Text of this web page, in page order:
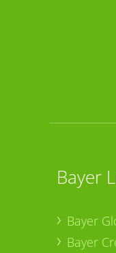
Bayer
Bayer
Bayer